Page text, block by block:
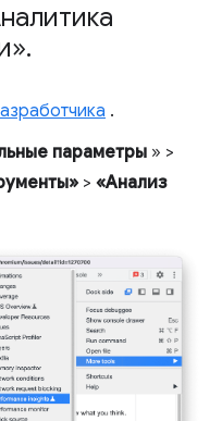
.
.
параметры » >
> «Анализ